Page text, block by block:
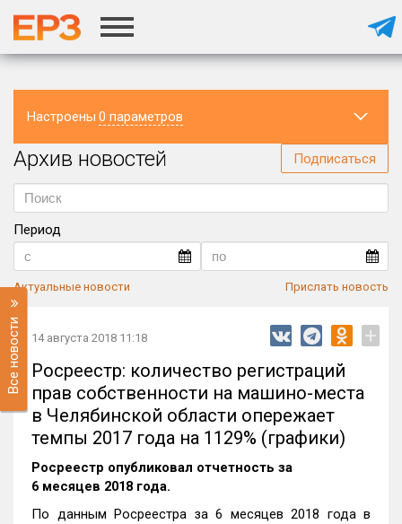
Настроены 0 параметров
Регион
Архив новостей Подписаться
Период
Актуальные новости Прислать новость
Все новости 14 августа 2018 11:18 +
Росреестр: количество регистраций
прав собственности на машино-места
в Челябинской области опережает
темпы 2017 года на 1129% (графики)
Росреестр опубликовал отчетность за
6 месяцев 2018 года.
По данным Росреестра за 6 месяцев 2018 года в